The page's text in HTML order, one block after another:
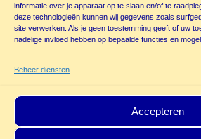
informatie over je apparaat op te slaan en/of te
deze technologieën kunnen wij gegevens zoals
site verwerken. Als je geen toestemming geeft of uw
nadelige invloed hebben op bepaalde functies en
Beheer diensten
Accepteren
info@
poppentheatercassiopeia.nl